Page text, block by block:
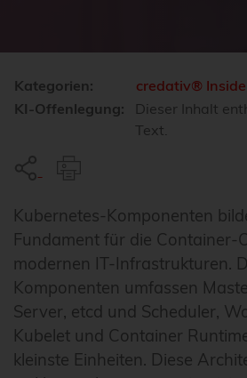
Kategorien:
credativ® Inside
KI-Offenlegung:
Dieser Inhalt
Text.
Kubernetes-Komponenten
Fundament für die Container-
modernen IT-Infrastrukturen.
Komponenten umfassen
Server, etcd und Scheduler,
Kubelet und Container
kleinste Einheiten. Diese